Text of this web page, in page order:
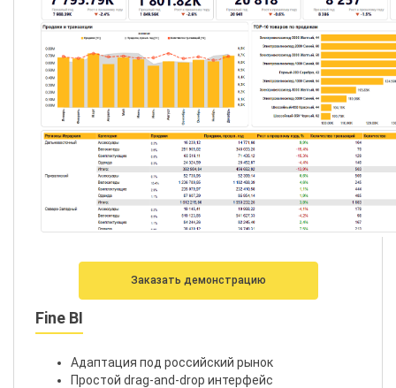
Заказать демонстрацию
Fine BI
Адаптация под российский рынок
Простой drag-and-drop интерфейс